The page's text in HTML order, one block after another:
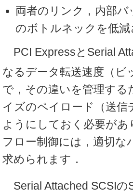
両者のリンク，内部
のボトルネックを低減
PCI ExpressとSerial
なるデータ転送速度（ビ
で，その違いを管理す
イズのペイロード（送信
ようにしておく必要が
フロー制御には，適切
求められます．
Serial Attached SCSIの